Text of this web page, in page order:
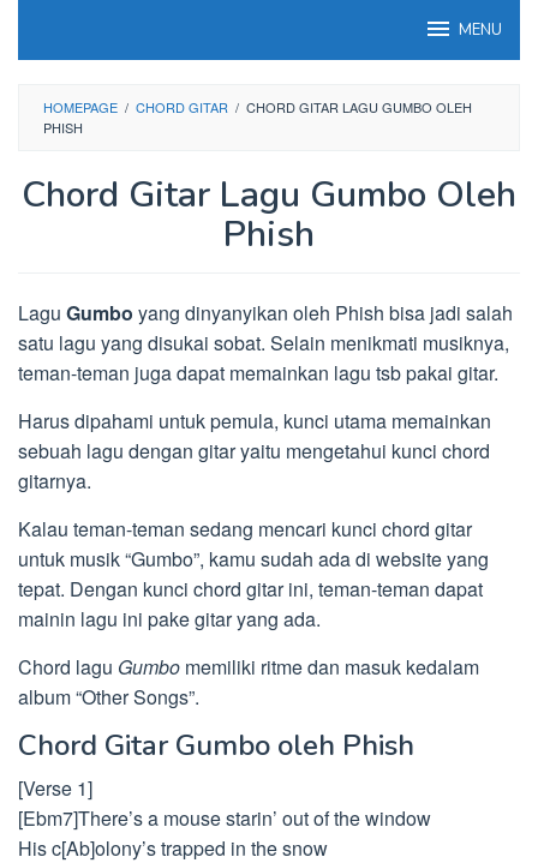
MENU
HOMEPAGE / CHORD GITAR / CHORD GITAR LAGU GUMBO OLEH
PHISH
Chord Gitar Lagu Gumbo Oleh
Phish
Lagu Gumbo yang dinyanyikan oleh Phish bisa jadi salah
satu lagu yang disukai sobat. Selain menikmati musiknya,
teman-teman juga dapat memainkan lagu tsb pakai gitar.
Harus dipahami untuk pemula, kunci utama memainkan
sebuah lagu dengan gitar yaitu mengetahui kunci chord
gitarnya.
Kalau teman-teman sedang mencari kunci chord gitar
untuk musik “Gumbo”, kamu sudah ada di website yang
tepat. Dengan kunci chord gitar ini, teman-teman dapat
mainin lagu ini pake gitar yang ada.
Chord lagu Gumbo memiliki ritme dan masuk kedalam
album “Other Songs”.
Chord Gitar Gumbo oleh Phish
[Verse 1]
[Ebm7]There’s a mouse starin’ out of the window
His c[Ab]olony’s trapped in the snow